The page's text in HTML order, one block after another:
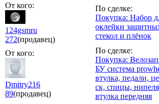
От кого:
124gsmru
272(продавец)
По сделке:
Покупка: Набор
оклейки
стекол и плёнок
От кого:
Dmitry216
89(продавец)
По сделке:
Покупка:
БУ система
втулка, педали,
ск, спицы,
втулка передняя